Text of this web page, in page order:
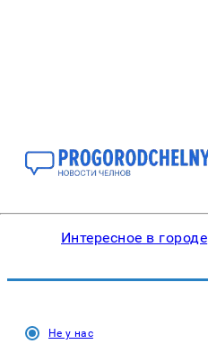
Интересное в городе
Не у нас